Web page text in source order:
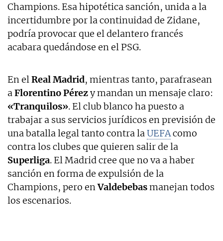
Champions. Esa hipotética sanción, unida a la
incertidumbre por la continuidad de Zidane,
podría provocar que el delantero francés
acabara quedándose en el PSG.
En elReal Madrid, mientras tanto, parafrasean
aFlorentino Pérezy mandan un mensaje claro:
«Tranquilos». El club blanco ha puesto a
trabajar a sus servicios jurídicos en previsión de
una batalla legal tanto contra laUEFAcomo
contra los clubes que quieren salir de la
Superliga. El Madrid cree que no va a haber
sanción en forma de expulsión de la
Champions, pero enValdebebasmanejan todos
los escenarios.